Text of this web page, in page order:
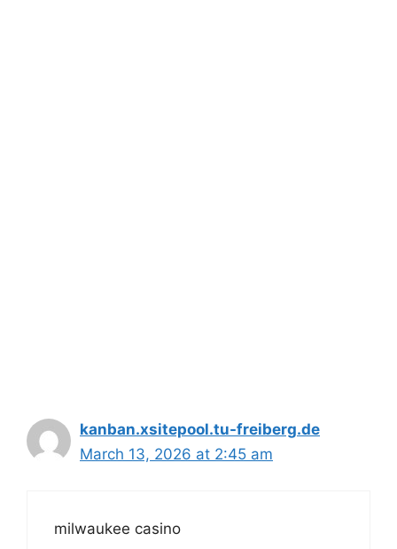
kanban.xsitepool.tu-freiberg.de
March 13, 2026 at 2:45 am
milwaukee casino